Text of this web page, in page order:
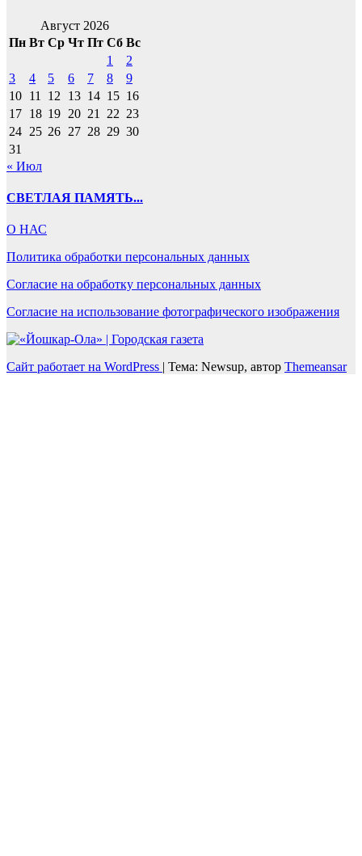
Август 2026
Пн Вт Ср Чт Пт Сб Вс
1
2
3
4 5 6 7 8
9
10 11 12 13 14 15 16
17 18 19 20 21 22 23
24 25 26 27 28 29 30
31
« Июл
СВЕТЛАЯ ПАМЯТЬ...
О НАС
Политика обработки персональных данных
Согласие на обработку персональных данных
Согласие на использование фотографического изображения
Сайт работает на WordPress | Тема: Newsup, автор Themeansar